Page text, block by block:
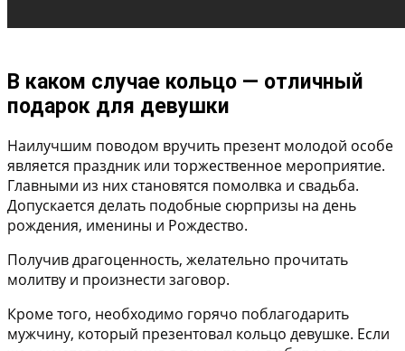
В каком случае кольцо — отличный
подарок для девушки
Наилучшим поводом вручить презент молодой особе
является праздник или торжественное мероприятие.
Главными из них становятся помолвка и свадьба.
Допускается делать подобные сюрпризы на день
рождения, именины и Рождество.
Получив драгоценность, желательно прочитать
молитву и произнести заговор.
Кроме того, необходимо горячо поблагодарить
мужчину, который презентовал кольцо девушке. Если